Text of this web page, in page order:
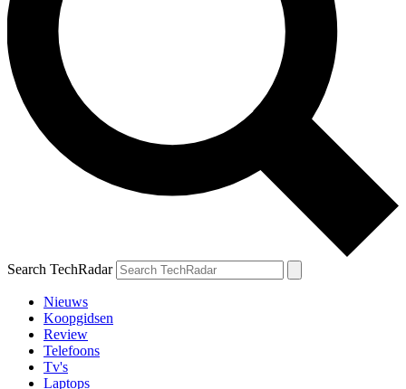
Search TechRadar
Nieuws
Koopgidsen
Review
Telefoons
Tv's
Laptops